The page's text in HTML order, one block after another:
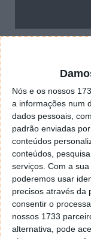
Nós e os nossos
a informações num
dados pessoais,
padrão enviadas
conteúdos
conteúdos,
serviços. Com a
poderemos usar
precisos através da
consentir o
nossos 1733
alternativa, pode
Deverá ser
Um insider terá
garantindo que
testes no Pixel
Deverá ser
seja atualmente
sempre a
Wear OS 6
Se tal não
baseado numa
OS 5 significa
totalmente a